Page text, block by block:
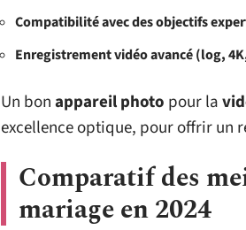
Compatibilité avec des objectifs
Enregistrement vidéo avancé (log,
Un bonappareil photo pour la
excellence optique, pour offrir un
Comparatif des
mariage en 2024